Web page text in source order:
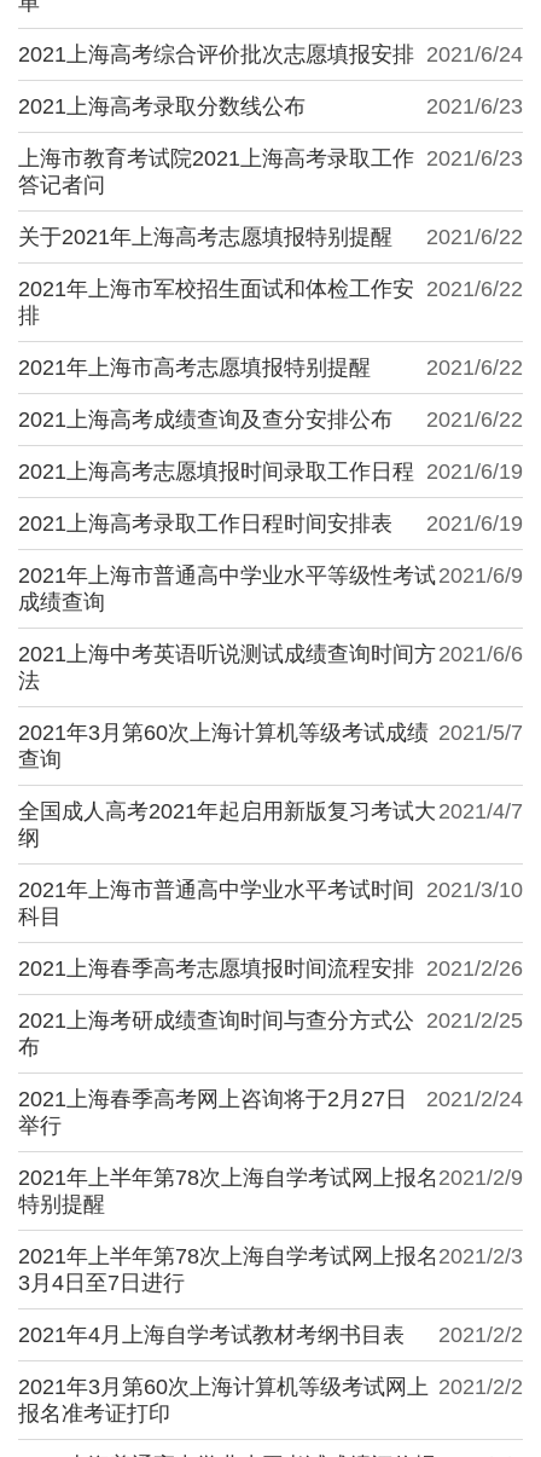
2021/6/24
2021上海高考综合评价批次志愿填报安排
2021/6/23
2021上海高考录取分数线公布
2021/6/23
上海市教育考试院2021上海高考录取工作
答记者问
2021/6/22
关于2021年上海高考志愿填报特别提醒
2021/6/22
2021年上海市军校招生面试和体检工作安
排
2021/6/22
2021年上海市高考志愿填报特别提醒
2021/6/22
2021上海高考成绩查询及查分安排公布
2021/6/19
2021上海高考志愿填报时间录取工作日程
2021/6/19
2021上海高考录取工作日程时间安排表
2021/6/9
2021年上海市普通高中学业水平等级性考试
成绩查询
2021/6/6
2021上海中考英语听说测试成绩查询时间方
法
2021/5/7
2021年3月第60次上海计算机等级考试成绩
查询
2021/4/7
全国成人高考2021年起启用新版复习考试大
纲
2021/3/10
2021年上海市普通高中学业水平考试时间
科目
2021/2/26
2021上海春季高考志愿填报时间流程安排
2021/2/25
2021上海考研成绩查询时间与查分方式公
布
2021/2/24
2021上海春季高考网上咨询将于2月27日
举行
2021/2/9
2021年上半年第78次上海自学考试网上报名
特别提醒
2021/2/3
2021年上半年第78次上海自学考试网上报名
3月4日至7日进行
2021/2/2
2021年4月上海自学考试教材考纲书目表
2021/2/2
2021年3月第60次上海计算机等级考试网上
报名准考证打印